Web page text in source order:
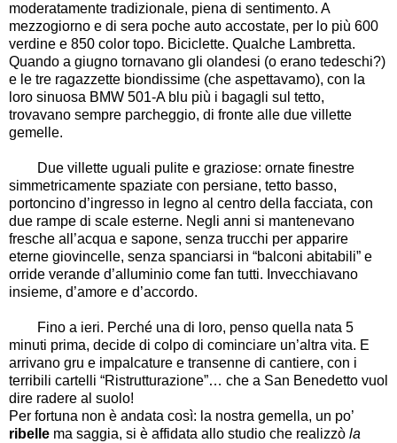
moderatamente tradizionale, piena di sentimento. A
mezzogiorno e di sera poche auto accostate, per lo più 600
verdine e 850 color topo. Biciclette. Qualche Lambretta.
Quando a giugno tornavano gli olandesi (o erano tedeschi?)
e le tre ragazzette biondissime (che aspettavamo), con la
loro sinuosa BMW 501-A blu più i bagagli sul tetto,
trovavano sempre parcheggio, di fronte alle due villette
gemelle.
Due villette uguali pulite e graziose: ornate finestre
simmetricamente spaziate con persiane, tetto basso,
portoncino d’ingresso in legno al centro della facciata, con
due rampe di scale esterne. Negli anni si mantenevano
fresche all’acqua e sapone, senza trucchi per apparire
eterne giovincelle, senza spanciarsi in “balconi abitabili” e
orride verande d’alluminio come fan tutti. Invecchiavano
insieme, d’amore e d’accordo.
Fino a ieri. Perché una di loro, penso quella nata 5
minuti prima, decide di colpo di cominciare un’altra vita. E
arrivano gru e impalcature e transenne di cantiere, con i
terribili cartelli “Ristrutturazione”… che a San Benedetto vuol
dire radere al suolo!
Per fortuna non è andata così: la nostra gemella, un po’
ribelle ma saggia, si è affidata allo studio che realizzò la